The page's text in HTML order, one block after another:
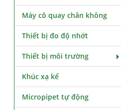
Máy cô quay chân không
Thiết bị đo độ nhớt
Thiết bị môi trường
Khúc xạ kế
Micropipet tự động